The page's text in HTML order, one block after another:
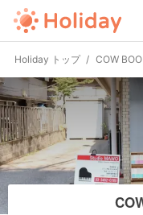
Holiday トップ COW